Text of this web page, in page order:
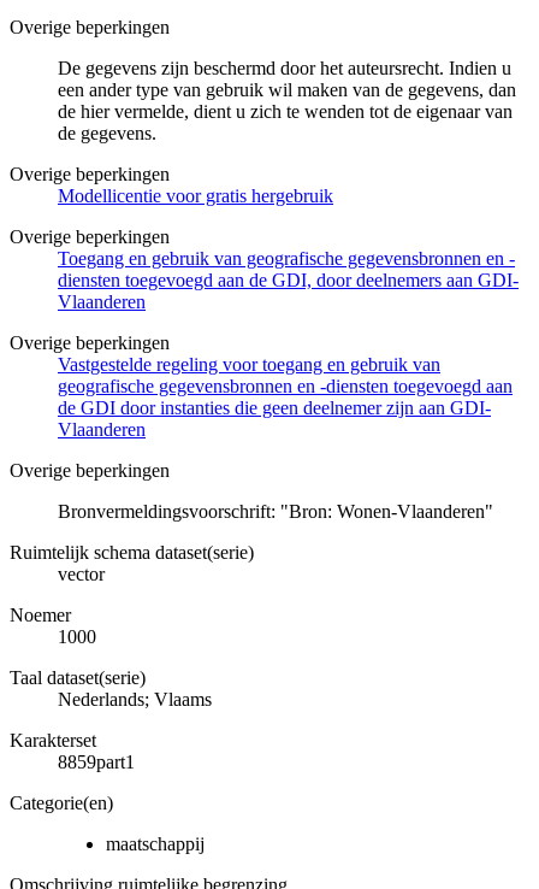
Overige beperkingen
De gegevens zijn beschermd door het auteursrecht. Indien u
een ander type van gebruik wil maken van de gegevens, dan
de hier vermelde, dient u zich te wenden tot de eigenaar van
de gegevens.
Overige beperkingen
Modellicentie voor gratis hergebruik
Overige beperkingen
Toegang en gebruik van geografische gegevensbronnen en -
diensten toegevoegd aan de GDI, door deelnemers aan GDI-
Vlaanderen
Overige beperkingen
Vastgestelde regeling voor toegang en gebruik van
geografische gegevensbronnen en -diensten toegevoegd aan
de GDI door instanties die geen deelnemer zijn aan GDI-
Vlaanderen
Overige beperkingen
Bronvermeldingsvoorschrift: "Bron: Wonen-Vlaanderen"
Ruimtelijk schema dataset(serie)
vector
Noemer
1000
Taal dataset(serie)
Nederlands; Vlaams
Karakterset
8859part1
Categorie(en)
maatschappij
Omschrijving ruimtelijke begrenzing